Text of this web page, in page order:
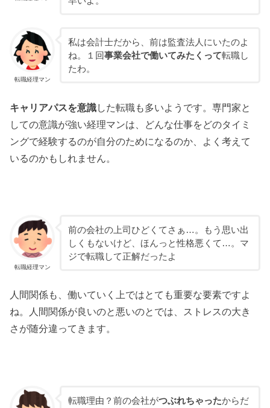
転職経理マン
私は会計士だから、前は監査法人にいたのよ
ね。１回事業会社で働いてみたくって転職し
たわ。
キャリアパスを意識した転職も多いようです。専門家と
しての意識が強い経理マンは、どんな仕事をどのタイミ
ングで経験するのが自分のためになるのか、よく考えて
いるのかもしれません。
転職経理マン
前の会社の上司ひどくてさぁ…。もう思い出
しくもないけど、ほんっと性格悪くて…。マ
ジで転職して正解だったよ
人間関係も、働いていく上ではとても重要な要素ですよ
ね。人間関係が良いのと悪いのとでは、ストレスの大き
さが随分違ってきます。
転職理由？前の会社がつぶれちゃったからだ